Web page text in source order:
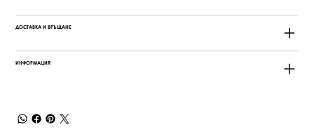
ДОСТАВКА И ВРЪЩАНЕ
ИНФОРМАЦИЯ